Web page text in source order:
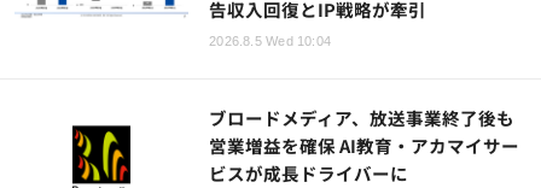
告収入回復とIP戦略が牽引
2026.8.5 Wed 10:04
ブロードメディア、放送事業終了後も
営業増益を確保 AI教育・アカマイサー
ビスが成長ドライバーに